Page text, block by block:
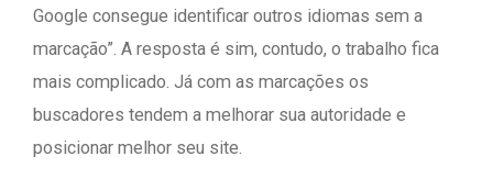
Google consegue identificar outros idiomas sem a
marcação”. A resposta é sim, contudo, o trabalho fica
mais complicado. Já com as marcações os
buscadores tendem a melhorar sua autoridade e
posicionar melhor seu site.